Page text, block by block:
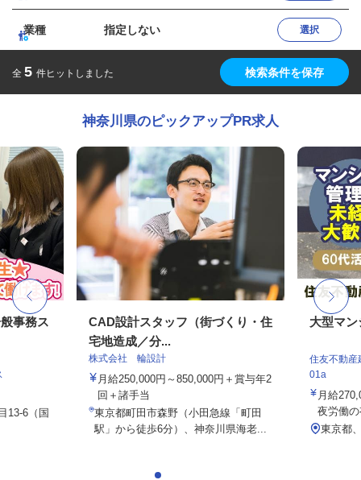
業種 指定しない 選択
全 5 件ヒットしました 検索条件を保存
神奈川県のピックアップPR求人
事務ス
13-6（国
CAD設計スタッフ（街づくり・住
宅地造成／分...
株式会社 輪設計
月給250,000円～850,000円＋賞与年2
回＋諸手当
東京都町田市森野（小田急線「町田
駅」から徒歩6分）、神奈川県海老...
大型マ
住友不動産
01a
月給
夜労働
東京都